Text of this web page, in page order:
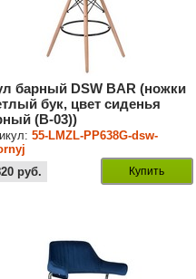
барный DSW BAR (ножки
бук, цвет сиденья
(B-03))
55-LMZL-PP638G-dsw-
руб. Купить